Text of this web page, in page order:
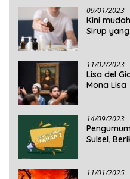
09/01/2023
Kini
Sirup
11/02/2023
Lisa del
Mona Lisa
14/09/2023
Sulsel,
11/01/2025